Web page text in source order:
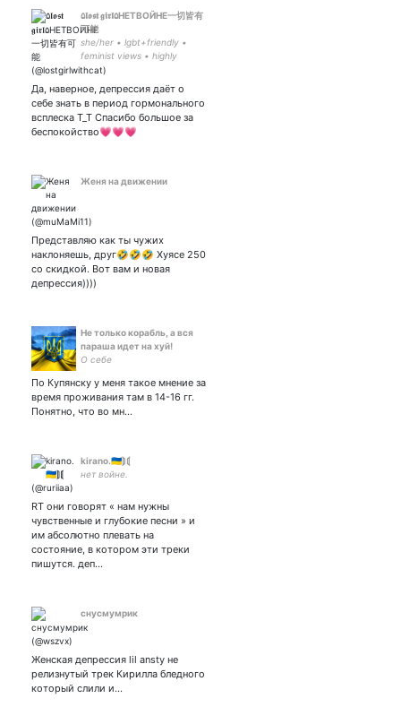
۵𝖑𝖔𝖘𝖙 𝖌𝖎𝖗𝖑۵НЕТВОЙНЕ一切皆有
可能
she/her • lgbt+friendly •
feminist views • highly
sensitive person (ВЧЛ) •
жена Морфея, просплю
всю свою жизнь •
мультифандом • 难 потому
что 难得 #NOWAR
Да, наверное, депрессия даёт о
себе знать в период гормонального
всплеска Т_Т Спасибо большое за
беспокойство💗💗💗
Женя на движении
Представляю как ты чужих
наклоняешь, друг🤣🤣🤣 Хуясе 250
со скидкой. Вот вам и новая
депрессия))))
Не только корабль, а вся
параша идет на хуй!
О себе
По Купянску у меня такое мнение за
время проживания там в 14-16 гг.
Понятно, что во мн…
kirano.🇺🇦⟭⟬
нет войне.
RT они говорят « нам нужны
чувственные и глубокие песни » и
им абсолютно плевать на
состояние, в котором эти треки
пишутся. деп…
снусмумрик
Женская депрессия lil ansty не
релизнутый трек Кирилла бледного
который слили и…